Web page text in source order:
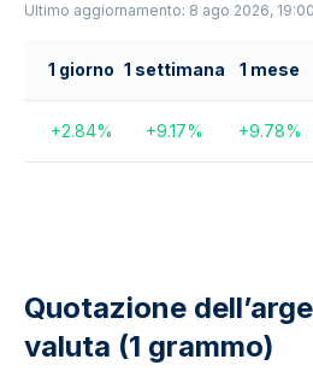
Ultimo aggiornamento: 8 ago 2026, 19:00
1 giorno 1 settimana 1 mese
+2.84% +9.17% +9.78%
Quotazione
valuta (1 grammo)